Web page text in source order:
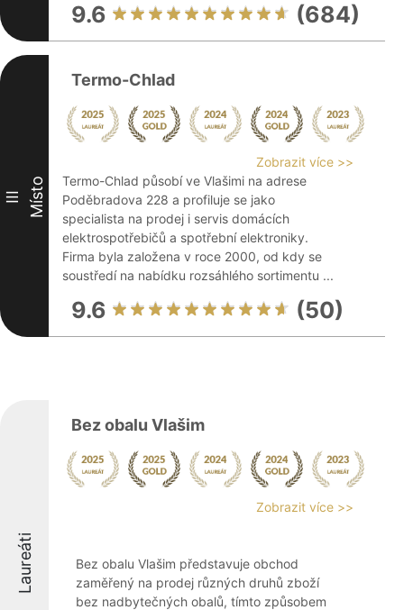
9.6 (684)
III Místo
Termo-Chlad
Zobrazit více >>
Termo-Chlad působí ve Vlašimi na adrese
Poděbradova 228 a profiluje se jako
specialista na prodej i servis domácích
elektrospotřebičů a spotřební elektroniky.
Firma byla založena v roce 2000, od kdy se
soustředí na nabídku rozsáhlého sortimentu ...
9.6 (50)
Laureáti
Bez obalu Vlašim
Zobrazit více >>
Bez obalu Vlašim představuje obchod
zaměřený na prodej různých druhů zboží
bez nadbytečných obalů, tímto způsobem